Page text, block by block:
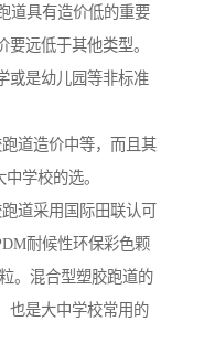
道具有造价低的重要
远低于其他类型。
或是幼儿园等非标准
道造价中等，而且其
学校的选。
道采用国际田联认可
耐候性环保彩色颗
。混合型塑胶跑道的
也是大中学校常用的